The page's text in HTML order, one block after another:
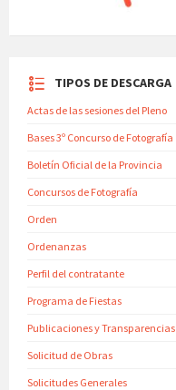
TIPOS DE DESCARGA
Actas de las sesiones del Pleno
Bases 3º Concurso de Fotografía
Boletín Oficial de la Provincia
Concursos de Fotografía
Orden
Ordenanzas
Perfil del contratante
Programa de Fiestas
Publicaciones y Transparencias
Solicitud de Obras
Solicitudes Generales